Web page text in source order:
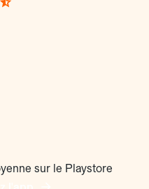
sur le Playstore